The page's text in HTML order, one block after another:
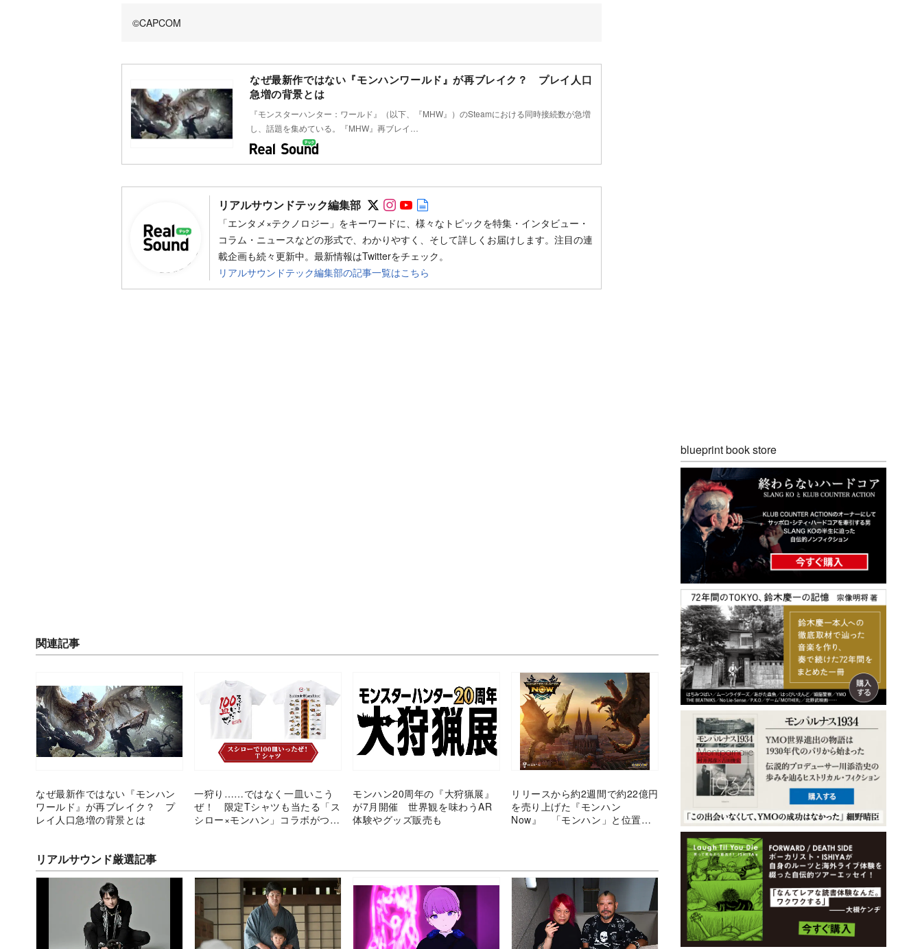
©CAPCOM
なぜ最新作ではない『モンハンワールド』が再ブレイク？ プレイ人口
急増の背景とは
『モンスターハンター：ワールド』（以下、『MHW』）のSteamにおける同時接続数が急増
し、話題を集めている。『MHW』再ブレイ…
リアルサウンドテック編集部 Follow on SNS
Follow on SNS
Follow on SNS
「エンタメ×テクノロジー」をキーワードに、様々なトピックを特集・インタビュー・
コラム・ニュースなどの形式で、わかりやすく、そして詳しくお届けします。注目の連
載企画も続々更新中。最新情報はTwitterをチェック。
リアルサウンドテック編集部の記事一覧はこちら
関連記事
なぜ最新作ではない『モンハン
ワールド』が再ブレイク？ プ
レイ人口急増の背景とは
一狩り……ではなく一皿いこう
ぜ！ 限定Tシャツも当たる「ス
シロー×モンハン」コラボがつい
モンハン20周年の『大狩猟展』
が7月開催 世界観を味わうAR
体験やグッズ販売も
リリースから約2週間で約22億円
を売り上げた『モンハン
Now』 「モンハン」と位置情
リアルサウンド厳選記事
blueprint book store